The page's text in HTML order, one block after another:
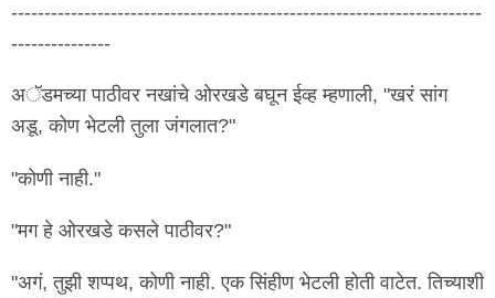
-----------------------------------------------------------------------
---------------
अॅडमच्या पाठीवर नखांचे ओरखडे बघून ईव्ह म्हणाली, "खरं सांग
अडू, कोण भेटली तुला जंगलात?"
"कोणी नाही."
"मग हे ओरखडे कसले पाठीवर?"
"अगं, तुझी शप्पथ, कोणी नाही. एक सिंहीण भेटली होती वाटेत. तिच्याशी